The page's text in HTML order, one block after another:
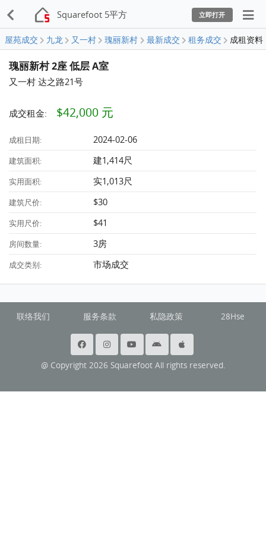
Squarefoot 5平方 立即打开
屋苑成交 九龙 又一村 瑰丽新村 最新成交 租务成交 成租资料
瑰丽新村 2座 低层 A室
又一村 达之路21号
成交租金: $42,000 元
成租日期: 2024-02-06
建筑面积: 建1,414尺
实用面积: 实1,013尺
建筑尺价: $30
实用尺价: $41
房间数量: 3房
成交类别: 市场成交
联络我们 服务条款 私隐政策 28Hse
@ Copyright 2026 Squarefoot All rights reserved.